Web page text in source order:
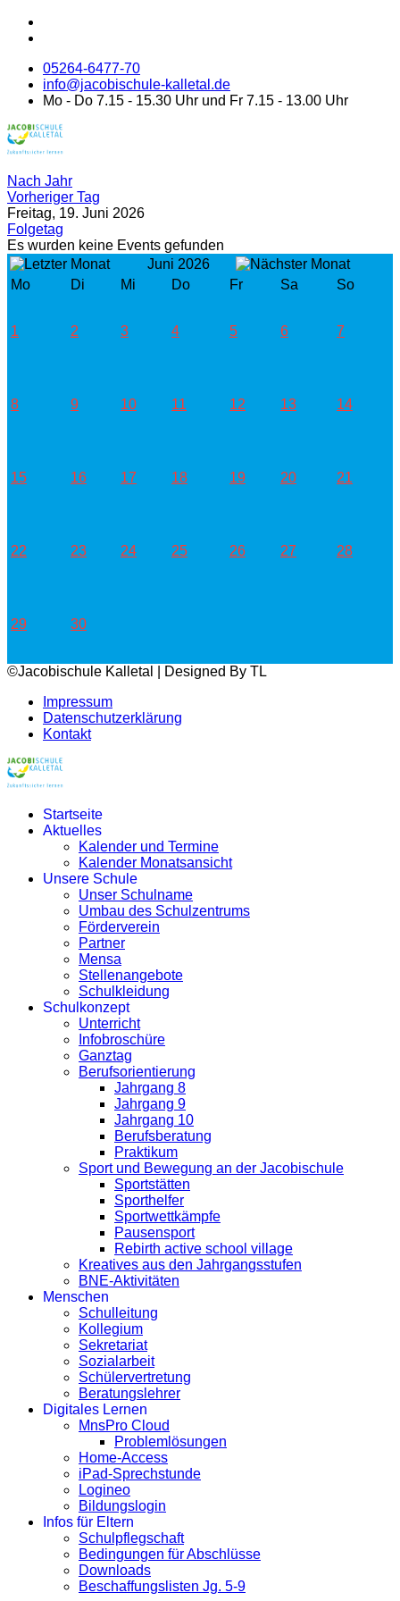
05264-6477-70
info@jacobischule-kalletal.de
Mo - Do 7.15 - 15.30 Uhr und Fr 7.15 - 13.00 Uhr
Nach Jahr
Vorheriger Tag
Freitag, 19. Juni 2026
Folgetag
Es wurden keine Events gefunden
Juni 2026
Mo
Di Mi Do Fr Sa So
1 2 3 4 5 6 7
8 9 10 11 12 13 14
15 16 17 18 19 20 21
22 23 24 25 26 27 28
29 30
©Jacobischule Kalletal | Designed By TL
Impressum
Datenschutzerklärung
Kontakt
Startseite
Aktuelles
Kalender und Termine
Kalender Monatsansicht
Unsere Schule
Unser Schulname
Umbau des Schulzentrums
Förderverein
Partner
Mensa
Stellenangebote
Schulkleidung
Schulkonzept
Unterricht
Infobroschüre
Ganztag
Berufsorientierung
Jahrgang 8
Jahrgang 9
Jahrgang 10
Berufsberatung
Praktikum
Sport und Bewegung an der Jacobischule
Sportstätten
Sporthelfer
Sportwettkämpfe
Pausensport
Rebirth active school village
Kreatives aus den Jahrgangsstufen
BNE-Aktivitäten
Menschen
Schulleitung
Kollegium
Sekretariat
Sozialarbeit
Schülervertretung
Beratungslehrer
Digitales Lernen
MnsPro Cloud
Problemlösungen
Home-Access
iPad-Sprechstunde
Logineo
Bildungslogin
Infos für Eltern
Schulpflegschaft
Bedingungen für Abschlüsse
Downloads
Beschaffungslisten Jg. 5-9